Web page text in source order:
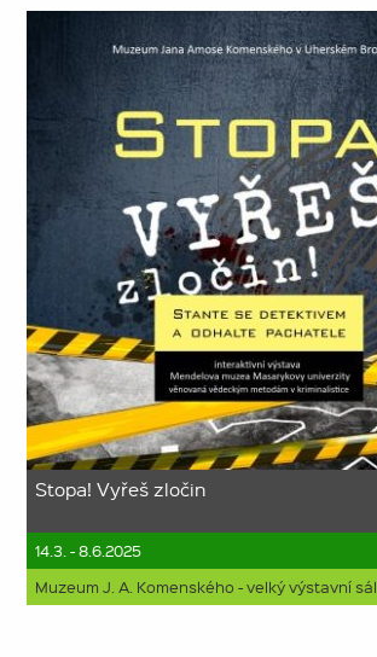
Stopa! Vyřeš zločin
14.3. - 8.6.2025
Muzeum J. A. Komenského - velký výstavní sál